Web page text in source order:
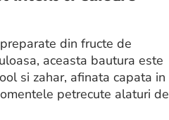
din fructe de
aceasta bautura este
si zahar, afinata capata in
petrecute alaturi de